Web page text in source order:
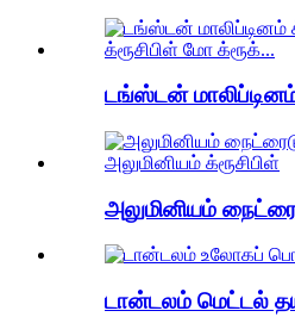
டங்ஸ்டன் மாலிப்டினம்
அலுமினியம்
டான்டலம் மெட்டல்